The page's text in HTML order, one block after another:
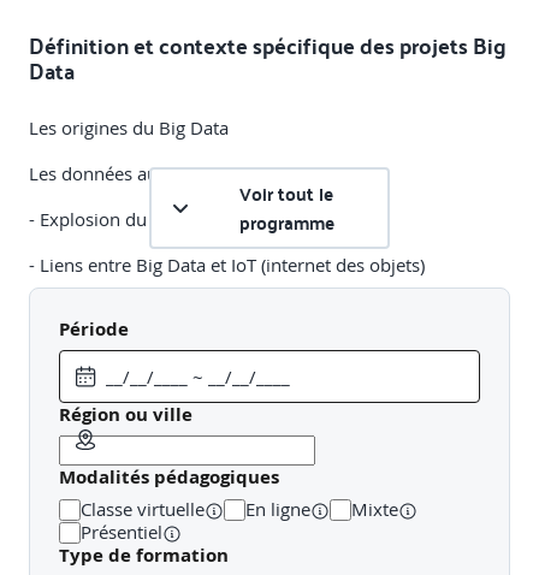
Définition et contexte spécifique des projets Big
Data
Les origines du Big Data
Les données au coeur des enjeux
- Explosion du nombre de données
- Liens entre Big Data et IoT (internet des objets)
Les limites des architectures actuelles
Définition d’un système Big Data
Principes de fonctionnement
Les différentes offres des marchés
Compétences et qualités requises pour un architecte Big
Data
Voir tout le
programme
Période
Région ou ville
Modalités pédagogiques
Classe virtuelle En ligne
Mixte
Présentiel
Type de formation